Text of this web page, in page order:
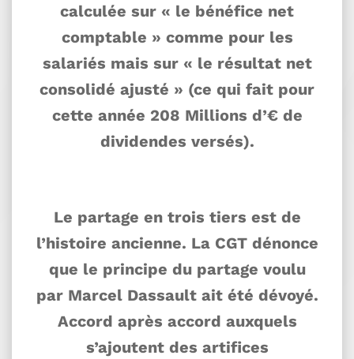
calculée sur « le bénéfice net
comptable » comme pour les
salariés mais sur « le résultat net
consolidé ajusté » (ce qui fait pour
cette année 208 Millions d’€ de
dividendes versés).
Le partage en trois tiers est de
l’histoire ancienne. La CGT dénonce
que le principe du partage voulu
par Marcel Dassault ait été dévoyé.
Accord après accord auxquels
s’ajoutent des artifices